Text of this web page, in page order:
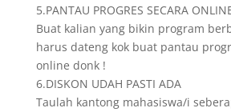
5.PANTAU PROGRES SECARA
Buat kalian yang bikin program
harus dateng kok buat pantau
online donk !
6.DISKON UDAH PASTI ADA
Taulah kantong mahasiswa/i